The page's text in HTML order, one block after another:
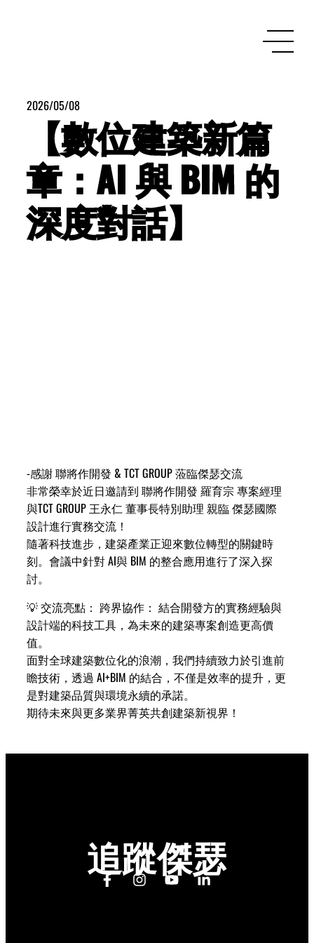
2026/05/08
【數位建築新篇
章：AI 與 BIM 的
深度對話】
-感謝 聯將作開發 & TCT GROUP 蒞臨傑瑟交流
非常榮幸於近日邀請到 聯將作開發 羅育宗 專案經理
與TCT GROUP 王永仁 董事長特別助理 親臨 傑瑟國際
設計進行實務交流！
隨著科技進步，建築產業正迎來數位轉型的關鍵時
刻。會議中針對 AI與 BIM 的整合應用進行了深入探
討。
💡 交流亮點： 跨界協作： 結合開發方的實務經驗與
設計端的科技工具，為未來的建築專案創造更高價
值。
面對全球建築數位化的浪潮，我們持續致力於引進前
瞻技術，透過 AI+BIM 的結合，不僅是效率的提升，更
是對建築品質與環境永續的承諾。
期待未來與更多業界菁英共創建築新視界！
追蹤傑瑟